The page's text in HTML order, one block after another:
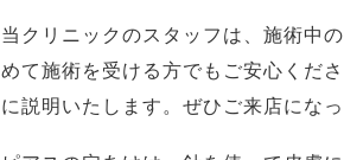
当クリニックのスタッフは、施術中
めて施術を受ける方でもご安心くだ
に説明いたします。ぜひご来店にな